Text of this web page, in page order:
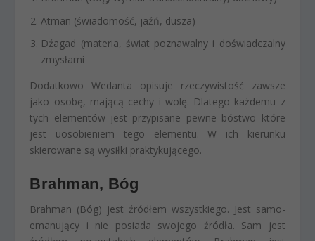
Atman (świadomość, jaźń, dusza)
Dźagad (materia, świat poznawalny i doświadczalny
zmysłami
Dodatkowo Wedanta opisuje rzeczywistość zawsze
jako osobę, mającą cechy i wolę. Dlatego każdemu z
tych elementów jest przypisane pewne bóstwo które
jest uosobieniem tego elementu. W ich kierunku
skierowane są wysiłki praktykującego.
Brahman, Bóg
Brahman (Bóg) jest źródłem wszystkiego. Jest samo-
emanujący i nie posiada swojego źródła. Sam jest